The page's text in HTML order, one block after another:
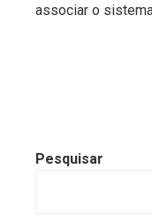
associar o
Pesquisar